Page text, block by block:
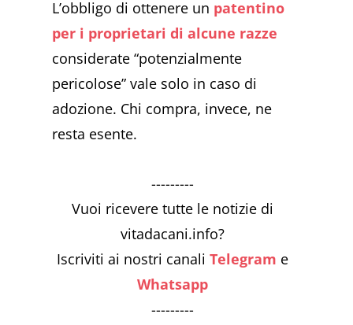
L’obbligo di ottenere un patentino
per i proprietari di alcune razze
considerate “potenzialmente
pericolose” vale solo in caso di
adozione. Chi compra, invece, ne
resta esente.
---------
Vuoi ricevere tutte le notizie di
vitadacani.info?
Iscriviti ai nostri canaliTelegram e
Whatsapp
---------